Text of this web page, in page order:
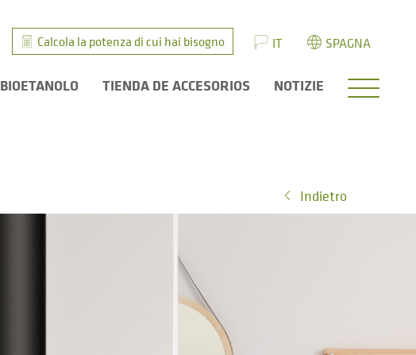
Calcola la potenza di cui hai bisogno IT SPAGNA
BIOETANOLO TIENDA DE ACCESORIOS NOTIZIE
Indietro